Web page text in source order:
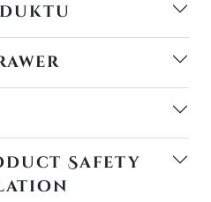
Safety